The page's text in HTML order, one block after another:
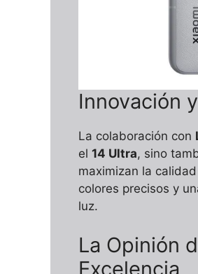
Innovación
La colaboración con
el 14 Ultra, sino
maximizan la
colores precisos y
luz.
La Opinión
Excelencia